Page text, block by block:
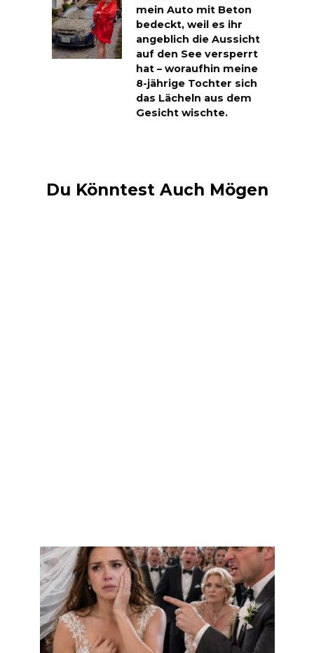
mein Auto mit Beton
bedeckt, weil es ihr
angeblich die Aussicht
auf den See versperrt
hat – woraufhin meine
8-jährige Tochter sich
das Lächeln aus dem
Gesicht wischte.
Du Könntest Auch Mögen